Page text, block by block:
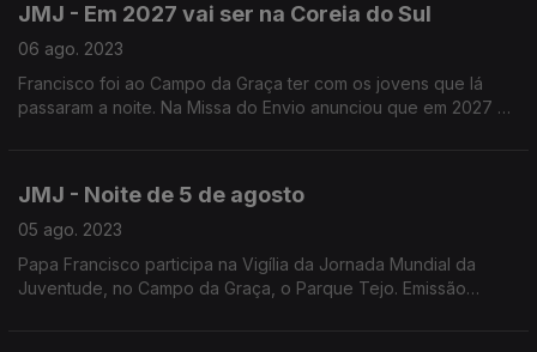
JMJ - Em 2027 vai ser na Coreia do Sul
06 ago. 2023
Francisco foi ao Campo da Graça ter com os jovens que lá
passaram a noite. Na Missa do Envio anunciou que em 2027 a
JMJ - Noite de 5 de agosto
05 ago. 2023
Papa Francisco participa na Vigília da Jornada Mundial da
Juventude, no Campo da Graça, o Parque Tejo. Emissão